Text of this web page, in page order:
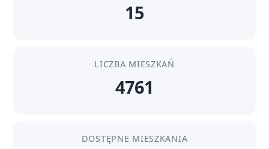
15
LICZBA MIESZKAŃ
4761
DOSTĘPNE MIESZKANIA